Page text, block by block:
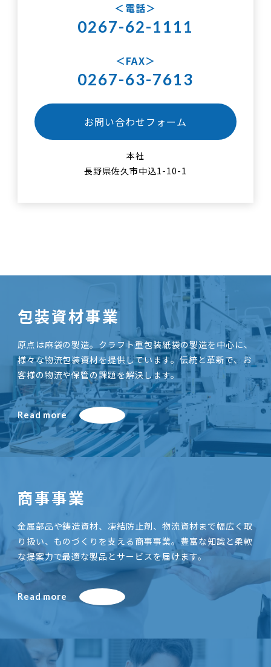
電話
0267-62-1111
FAX
0267-63-7613
お問い合わせフォーム
本社
長野県佐久市中込1-10-1
包装資材事業
原点は麻袋の製造。クラフト重包装紙袋の製造を中心に、
様々な物流包装資材を提供しています。伝統と革新で、お
客様の物流や保管の課題を解決します。
Read more
商事事業
金属部品や鋳造資材、凍結防止剤、物流資材まで幅広く取
り扱い、ものづくりを支える商事事業。豊富な知識と柔軟
な提案力で最適な製品とサービスを届けます。
Read more